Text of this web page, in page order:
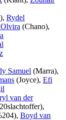
Rydel
(Chano),
Samuel (Marra),
(Joyce), Efi
van der
Boyd van